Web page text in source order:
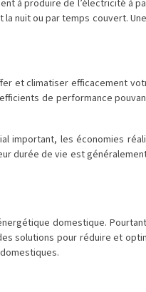
à produire de l’électricité à
ou par temps couvert.
et climatiser efficacement
de performance
important, les économies
durée de vie est
domestique.
solutions pour réduire et